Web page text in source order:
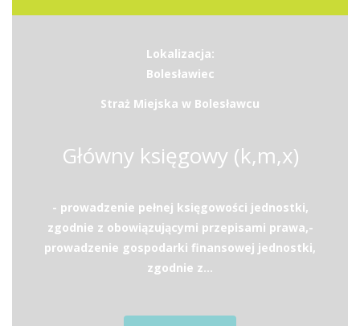
Lokalizacja:
Bolesławiec
Straż Miejska w Bolesławcu
Główny księgowy (k,m,x)
- prowadzenie pełnej księgowości jednostki,
zgodnie z obowiązującymi przepisami prawa,-
prowadzenie gospodarki finansowej jednostki,
zgodnie z...